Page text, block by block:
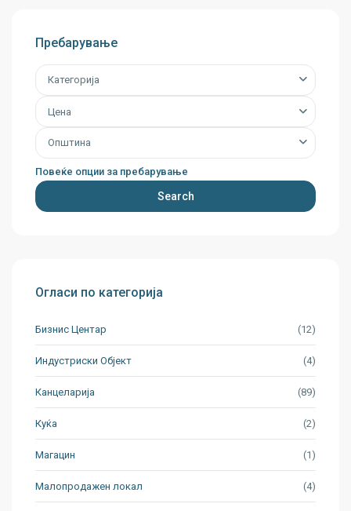
Пребарување
Категорија
Цена
Општина
Повеќе опции за пребарување
Search
Огласи по категорија
Бизнис Центар (12)
Индустриски Oбјект (4)
Канцеларија (89)
Куќа (2)
Магацин (1)
Малопродажен локал (4)